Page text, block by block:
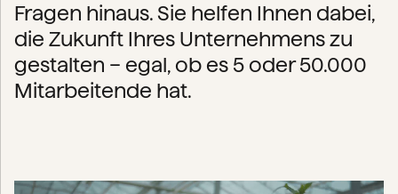
Fragen hinaus. Sie helfen Ihnen dabei,
die Zukunft Ihres Unternehmens zu
gestalten – egal, ob es 5 oder 50.000
Mitarbeitende hat.